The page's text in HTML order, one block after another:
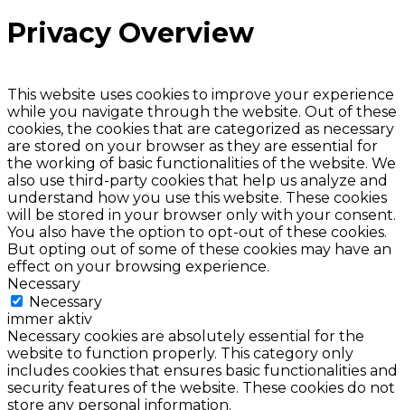
Privacy Overview
This website uses cookies to improve your experience
while you navigate through the website. Out of these
cookies, the cookies that are categorized as necessary
are stored on your browser as they are essential for
the working of basic functionalities of the website. We
also use third-party cookies that help us analyze and
understand how you use this website. These cookies
will be stored in your browser only with your consent.
You also have the option to opt-out of these cookies.
But opting out of some of these cookies may have an
effect on your browsing experience.
Necessary
Necessary
immer aktiv
Necessary cookies are absolutely essential for the
website to function properly. This category only
includes cookies that ensures basic functionalities and
security features of the website. These cookies do not
store any personal information.